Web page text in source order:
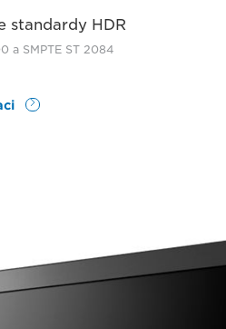
standardy HDR
a SMPTE ST 2084